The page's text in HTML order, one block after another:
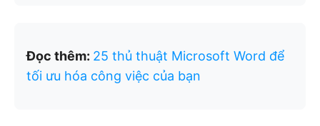
Đọc thêm: 25 thủ thuật Microsoft Word để
tối ưu hóa công việc của bạn